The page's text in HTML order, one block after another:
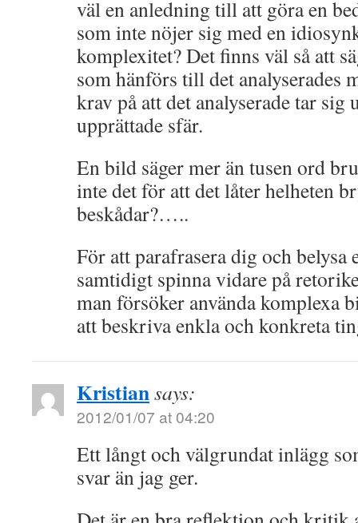
väl en anledning till att göra en
som inte nöjer sig med en
komplexitet? Det finns väl så att
som hänförs till det analyserades
krav på att det analyserade tar
upprättade sfär.
En bild säger mer än tusen ord
inte det för att det låter helheten
beskådar?…..
För att parafrasera dig och
samtidigt spinna vidare på
man försöker använda komplexa
att beskriva enkla och konkreta
Kristiansays:
2012/01/07 at 04:20
Ett långt och välgrundat inlägg
svar än jag ger.